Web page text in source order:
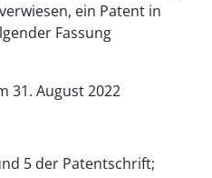
ein Patent in
Fassung
31. August 2022
5 der Patentschrift;